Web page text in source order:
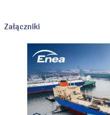
Załączniki